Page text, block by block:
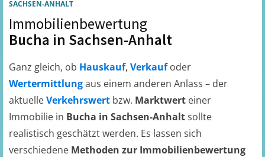
SACHSEN-ANHALT
Immobilienbewertung
Bucha in Sachsen-Anhalt
Ganz gleich, ob Hauskauf, Verkaufoder
Wertermittlungaus einem anderen Anlass – der
aktuelleVerkehrswert bzw. Marktwert einer
Immobilie in Bucha in Sachsen-Anhaltsollte
realistisch geschätzt werden. Es lassen sich
verschiedene Methoden zur Immobilienbewertung